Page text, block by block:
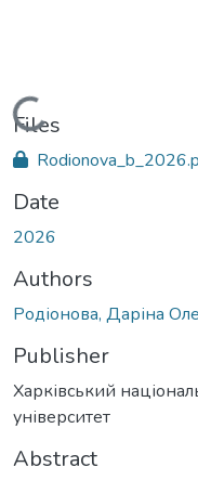
Loading...
Files
Date
2026
Authors
Родіонова, Даріна
Publisher
Харківський
університет
Abstract